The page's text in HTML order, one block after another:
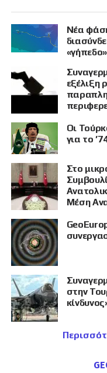
Νέα
εξέλιξη
Οι
για το
Στο
Μέση
στην